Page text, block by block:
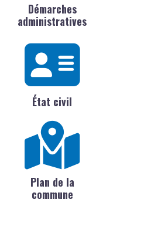
Démarches
administratives
État civil
Plan de la
commune